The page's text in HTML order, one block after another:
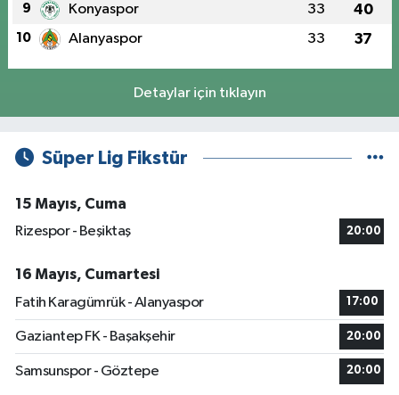
9 Konyaspor 33 40
10 Alanyaspor 33 37
Detaylar için tıklayın
Süper Lig Fikstür
15 Mayıs, Cuma
Rizespor - Beşiktaş
20:00
16 Mayıs, Cumartesi
Fatih Karagümrük - Alanyaspor
17:00
Gaziantep FK - Başakşehir 20:00
Samsunspor - Göztepe 20:00